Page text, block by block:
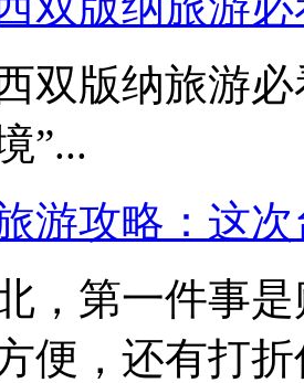
双版纳旅游
”...
游攻略：这
，第一件事
便，还有打